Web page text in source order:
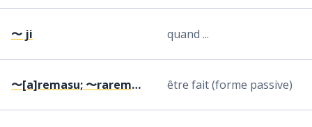
〜 ji quand ...
〜[a]remasu; 〜raremasu être fait (forme passive)